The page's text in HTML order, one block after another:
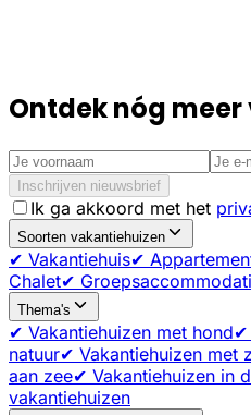
Ontdek nóg
Inschrijven nieuwsbrief
Ik ga akkoord met het
Soorten vakantiehuizen
✔ Vakantiehuis✔
Chalet✔
Thema's
✔ Vakantiehuizen met hond✔
natuur✔ Vakantiehuizen met
aan zee✔ Vakantiehuizen in
vakantiehuizen